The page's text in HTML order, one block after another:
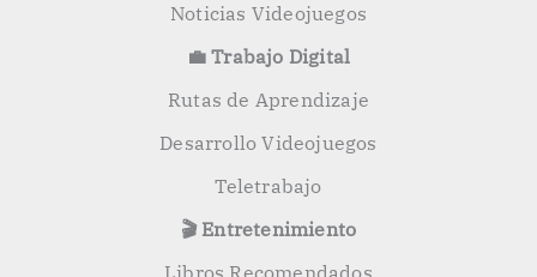
Noticias Videojuegos
💼 Trabajo Digital
Rutas de Aprendizaje
Desarrollo Videojuegos
Teletrabajo
🎬 Entretenimiento
Libros Recomendados